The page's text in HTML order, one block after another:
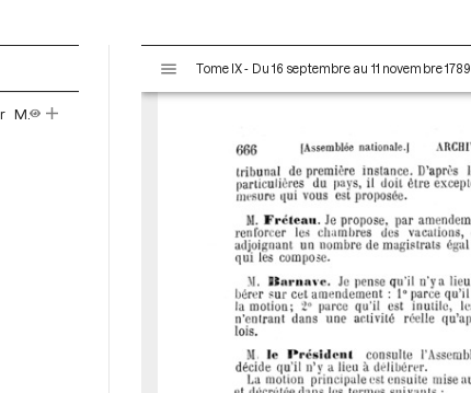
M.
s
Tome IX - Du 16 septembre au 11 novembre 1789